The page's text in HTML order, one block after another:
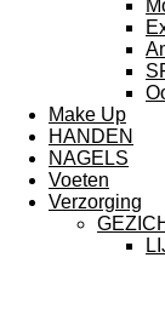
Make Up
HANDEN
NAGELS
Voeten
Verzorging